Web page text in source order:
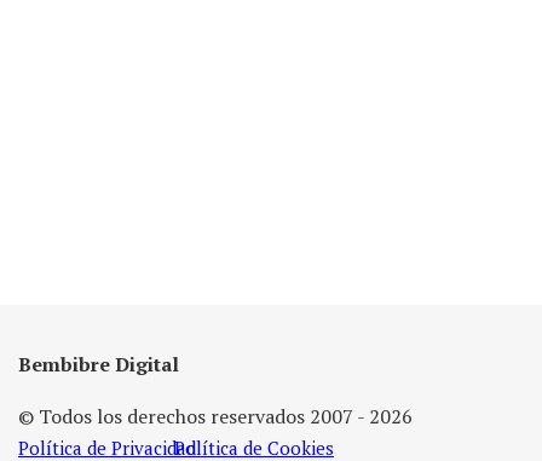
Bembibre Digital
© Todos los derechos reservados 2007 - 2026
Política de PrivacidadPolítica de Cookies